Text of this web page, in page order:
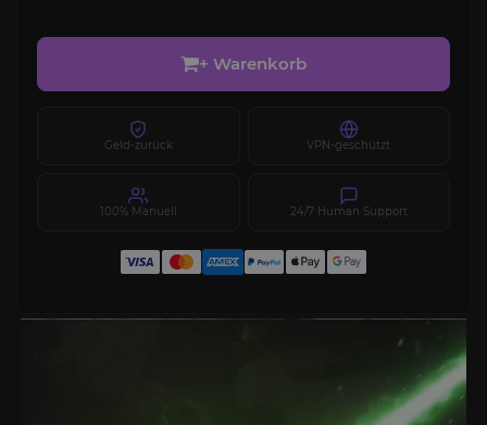
+ Warenkorb
Geld-zurück VPN-geschützt
100% Manuell 24/7 Human Support